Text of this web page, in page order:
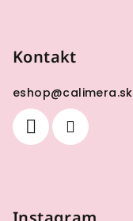
Kontakt
eshop@calimera.sk